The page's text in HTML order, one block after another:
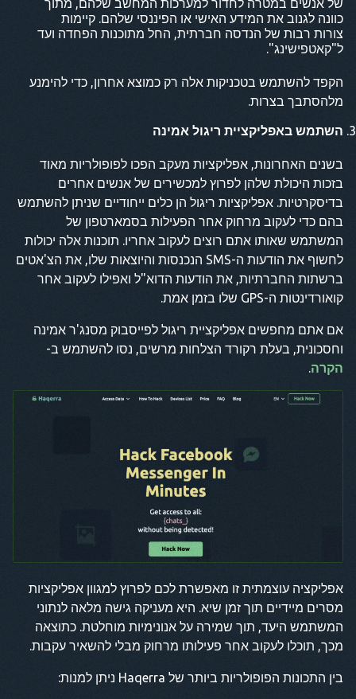
של אנשים במטרה לחדור למערכות המחשב שלהם, מתוך
כוונה לגנוב את המידע האישי או הפיננסי שלהם. קיימות
צורות רבות של הנדסה חברתית, החל מתוכנות הפחדה ועד
ל"קאטפישינג".
הקפד להשתמש בטכניקות אלה רק כמוצא אחרון, כדי להימנע
מלהסתבך בצרות.
השתמש באפליקציית ריגול אמינה
בשנים האחרונות, אפליקציות מעקב הפכו לפופולריות מאוד
בזכות היכולת שלהן לפרוץ למכשירים של אנשים אחרים
בדיסקרטיות. אפליקציות ריגול הן כלים ייחודיים שניתן להשתמש
בהם כדי לעקוב מרחוק אחר הפעילות בסמארטפון של
המשתמש שאותו אתם רוצים לעקוב אחריו. תוכנות אלה יכולות
לחשוף את הודעות ה-SMS הנכנסות והיוצאות שלו, את הצ'אטים
ברשתות החברתיות, את הודעות הדוא"ל ואפילו לעקוב אחר
קואורדינטות ה-GPS שלו בזמן אמת.
אם אתם מחפשים אפליקציית ריגול לפייסבוק מסנג'ר אמינה
וחסכונית, בעלת רקורד הצלחות מרשים, נסו להשתמש ב-
הקרה.
אפליקציה עוצמתית זו מאפשרת לכם לפרוץ למגוון אפליקציות
מסרים מיידיים תוך זמן שיא. היא מעניקה גישה מלאה לנתוני
המשתמש היעד, תוך שמירה על אנונימיות מוחלטת. כתוצאה
מכך, תוכלו לעקוב אחר פעילותו מרחוק מבלי להשאיר עקבות.
בין התכונות הפופולריות ביותר של Haqerra ניתן למנות: